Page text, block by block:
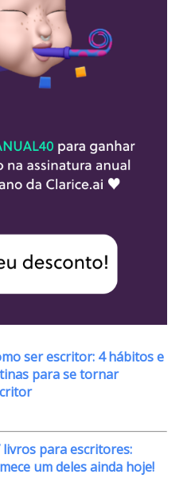
ser escritor: 4 hábitos e
para se tornar
livros para escritores:
um deles ainda hoje!